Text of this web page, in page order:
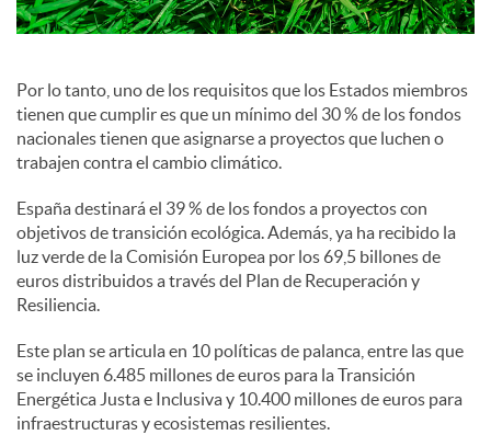
e
s
Por lo tanto, uno de los requisitos que los Estados miembros
tienen que cumplir es que un mínimo del 30 % de los fondos
nacionales tienen que asignarse a proyectos que luchen o
trabajen contra el cambio climático.
España destinará el 39 % de los fondos a proyectos con
objetivos de transición ecológica. Además, ya ha recibido la
luz verde de la Comisión Europea por los 69,5 billones de
euros distribuidos a través del Plan de Recuperación y
Resiliencia.
Este plan se articula en 10 políticas de palanca, entre las que
se incluyen 6.485 millones de euros para la Transición
Energética Justa e Inclusiva y 10.400 millones de euros para
infraestructuras y ecosistemas resilientes.